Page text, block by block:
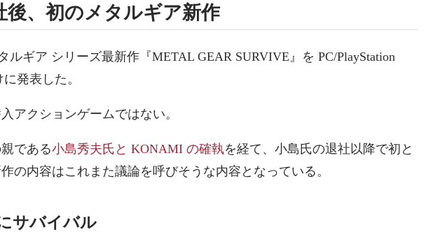
後、初のメタルギア新作
ルギア シリーズ最新作『METAL GEAR SURVIVE』を PC/PlayStation
発表した。
アクションゲームではない。
である小島秀夫氏と KONAMI の確執を経て、小島氏の退社以降で初と
の内容はこれまた議論を呼びそうな内容となっている。
サバイバル